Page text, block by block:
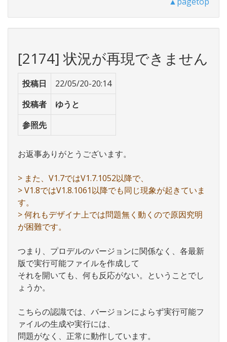
[2174] 状況が再現できません
投稿日
22/05/20-20:14
投稿者
ゆうと
参照先
お返事ありがとうございます。
> また、V1.7ではV1.7.1052以降で、
> V1.8ではV1.8.1061以降でも同じ現象が起きていま
す。
> 何れもデザイナ上では問題無く動くので原因究明
が困難です。
つまり、プロデルのバージョンに関係なく、各最新
版で実行可能ファイルを作成して
それを開いても、何も反応がない。ということでし
ょうか。
こちらの認識では、バージョンによらず実行可能フ
ァイルの生成や実行には、
問題がなく、正常に動作しています。